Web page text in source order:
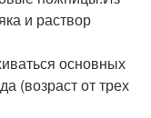
и раствор
основных
(возраст от трех